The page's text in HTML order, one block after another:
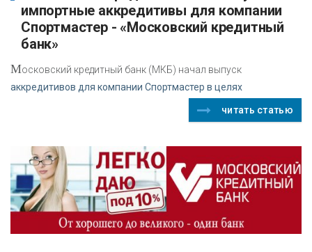
импортные аккредитивы для компании
Спортмастер - «Московский кредитный
банк»
Московский кредитный банк (МКБ) начал выпуск
аккредитивов для компании Спортмастер в целях
читать статью